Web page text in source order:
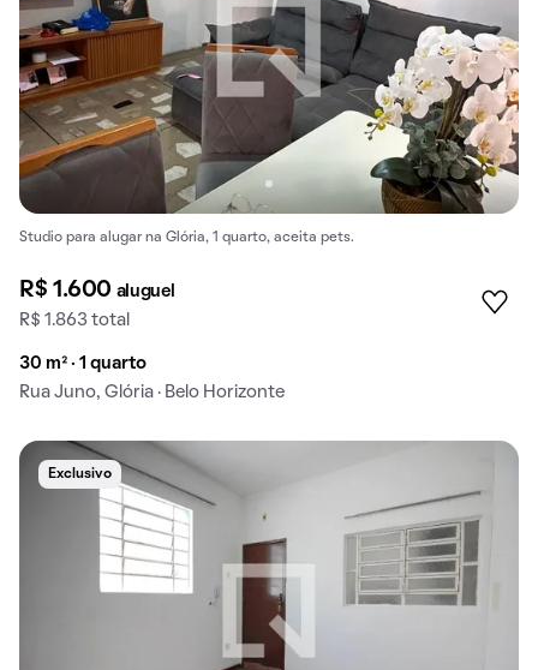
Studio para alugar na Glória, 1 quarto, aceita pets.
R$ 1.600 aluguel
R$ 1.863 total
30 m² · 1 quarto
Rua Juno, Glória · Belo Horizonte
Exclusivo